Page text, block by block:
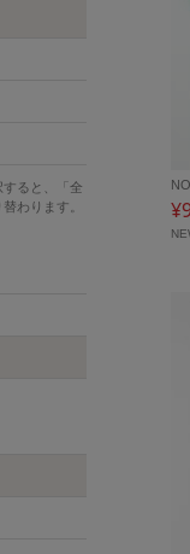
ると、「全
わります。